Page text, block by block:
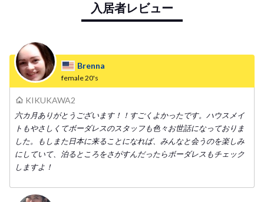
入居者レビュー
Brenna
female20's
KIKUKAWA2
六カ月ありがとうございます！！すごくよかったです。ハウスメイ
トもやさしくてボーダレスのスタッフも色々お世話になっておりま
した。もしまた日本に来ることになれば、みんなと会うのを楽しみ
にしていて、泊るところをさがすんだったらボーダレスもチェック
しますよ！